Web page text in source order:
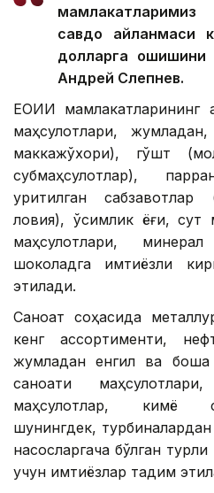
савдо айланмаси
долларга
Андрей Слепнев.
ЕОИИ мамлакатларининг
маҳсулотлари,
маккажўхори), гўшт
субмаҳсулотлар),
қуритилган
ловия), ўсимлик ёғи, сут
маҳсулотлари,
шоколадга имтиёзли
этилади.
Саноат соҳасида
кенг ассортименти,
жумладан енгил ва
саноати
маҳсулотлар, кимё
шунингдек,
насосларгача бўлган
учун имтиёзлар тақдим